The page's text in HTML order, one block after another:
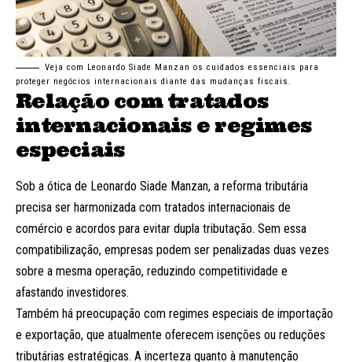
Veja com Leonardo Siade Manzan os cuidados essenciais para
proteger negócios internacionais diante das mudanças fiscais.
Relação com tratados
internacionais e regimes
especiais
Sob a ótica de Leonardo Siade Manzan, a reforma tributária
precisa ser harmonizada com tratados internacionais de
comércio e acordos para evitar dupla tributação. Sem essa
compatibilização, empresas podem ser penalizadas duas vezes
sobre a mesma operação, reduzindo competitividade e
afastando investidores.
Também há preocupação com regimes especiais de importação
e exportação, que atualmente oferecem isenções ou reduções
tributárias estratégicas. A incerteza quanto à manutenção